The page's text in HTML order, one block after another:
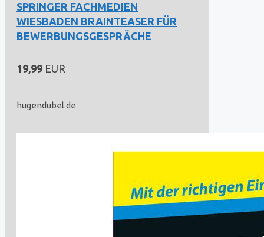
SPRINGER FACHMEDIEN
WIESBADEN BRAINTEASER FÜR
BEWERBUNGSGESPRÄCHE
19,99 EUR
hugendubel.de